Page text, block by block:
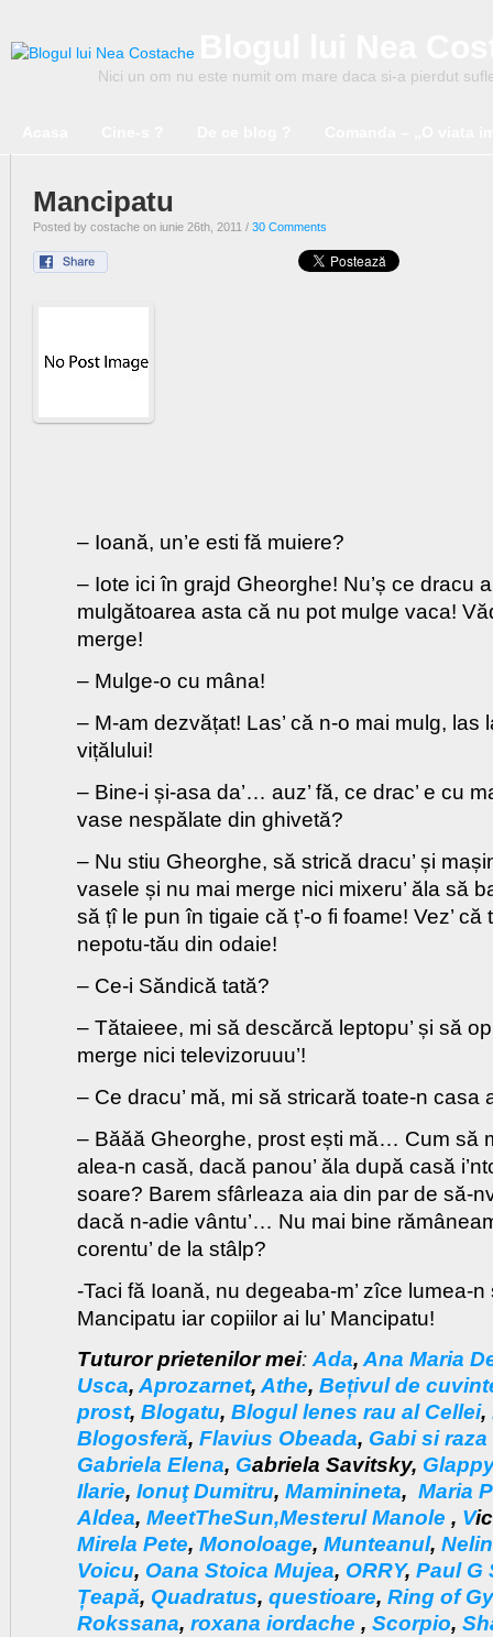
Nici un om nu este numit om mare daca si-a pierdut
Mancipatu
Posted by costache on iunie 26th, 2011 / 30 Comments
– Ioană, un’e esti fă muiere?
– Iote ici în grajd Gheorghe! Nu’ș ce dracu
mulgătoarea asta că nu pot mulge vaca!
merge!
– Mulge-o cu mâna!
– M-am dezvățat! Las’ că n-o mai mulg, las
vițălului!
– Bine-i și-asa da’… auz’ fă, ce drac’ e cu
vase nespălate din ghivetă?
– Nu stiu Gheorghe, să strică dracu’ și
vasele și nu mai merge nici mixeru’ ăla să
să țî le pun în tigaie că ț’-o fi foame! Vez’ că
nepotu-tău din odaie!
– Ce-i Săndică tată?
– Tătaieee, mi să descărcă leptopu’ și să
merge nici televizoruuu’!
– Ce dracu’ mă, mi să stricară toate-n casa
– Băăă Gheorghe, prost ești mă… Cum să
alea-n casă, dacă panou’ ăla după casă
soare? Barem sfârleaza aia din par de să-
dacă n-adie vântu’… Nu mai bine
corentu’ de la stâlp?
-Taci fă Ioană, nu degeaba-m’ zîce lumea-
Mancipatu iar copiilor ai lu’ Mancipatu!
Tuturor prietenilor mei: Ada, Ana Maria
Usca, Aprozarnet, Athe, Bețivul de
prost, Blogatu, Blogul lenes rau al Cellei,
Blogosferă, Flavius Obeada, Gabi si
Gabriela Elena, Gabriela Savitsky, Glappy
Ilarie, Ionuţ Dumitru, Maminineta, Maria
Aldea, MeetTheSun,Mesterul Manole , V
Mirela Pete, Monoloage, Munteanul,
Voicu, Oana Stoica Mujea, ORRY, Paul G
Țeapă, Quadratus, questioare, Ring of
Rokssana, roxana iordache , Scorpio,